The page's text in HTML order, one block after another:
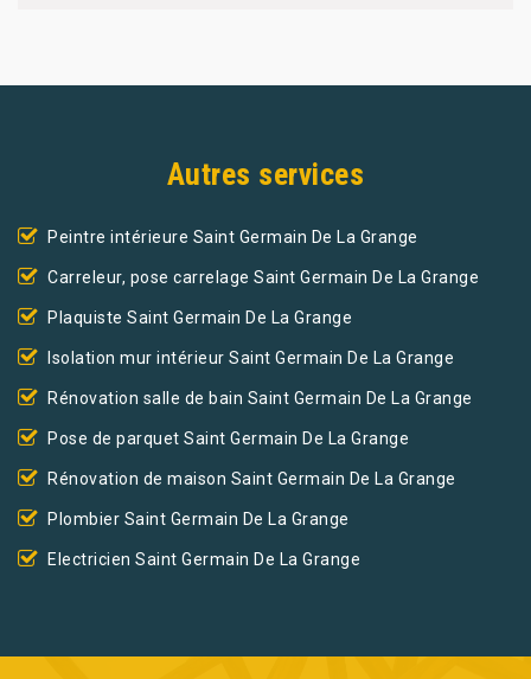
Autres services
Peintre intérieure Saint Germain De La Grange
Carreleur, pose carrelage Saint Germain De La Grange
Plaquiste Saint Germain De La Grange
Isolation mur intérieur Saint Germain De La Grange
Rénovation salle de bain Saint Germain De La Grange
Pose de parquet Saint Germain De La Grange
Rénovation de maison Saint Germain De La Grange
Plombier Saint Germain De La Grange
Electricien Saint Germain De La Grange